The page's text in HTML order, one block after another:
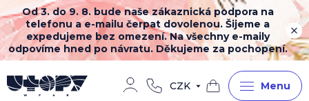
Přejít
na
obsah
Od 3. do 9. 8. bude naše zákaznická podpora na
telefonu a e-mailu čerpat dovolenou. Šijeme a
expedujeme bez omezení. Na všechny e-maily
odpovíme hned po návratu. Děkujeme za pochopení.
CZK
Nákupní